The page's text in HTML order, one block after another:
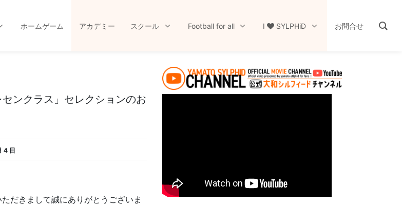
ホームゲーム アカデミー スクール Football for all I SYLPHiD お問合せ
ンクラス」セレクションのお
4日
だきまして誠にありがとうございま